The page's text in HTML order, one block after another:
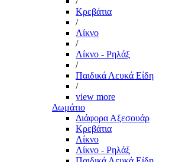
Κρεβάτια
/
Λίκνο
/
Λίκνο - Ρηλάξ
/
Παιδικά Λευκά Είδη
/
view more
Δωμάτιο
Διάφορα Αξεσουάρ
Κρεβάτια
Λίκνο
Λίκνο - Ρηλάξ